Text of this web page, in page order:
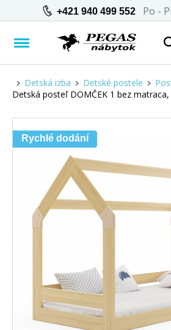
+421 940 499 552 Po -
Detská izba Detské postele
Detská posteľ DOMČEK 1 bez
Rychlé dodání